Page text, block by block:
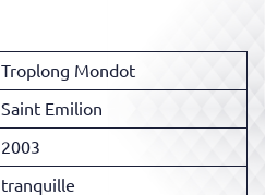
Troplong Mondot
Saint Emilion
2003
tranquille